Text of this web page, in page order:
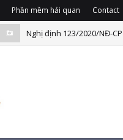
Phần mềm hải quan Contact
Nghị định 123/2020/NĐ-